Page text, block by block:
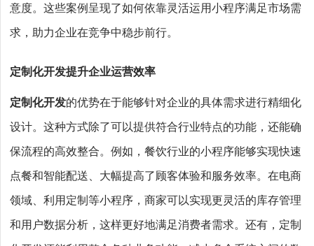
意度。这些案例呈现了如何依靠灵活运用小程序满足市场需
求，助力企业在竞争中稳步前行。
定制化开发提升企业运营效率
定制化开发的优势在于能够针对企业的具体需求进行精细化
设计。这种方式除了可以提供符合行业特点的功能，还能确
保流程的高效整合。例如，餐饮行业的小程序能够实现快速
点餐和智能配送、大幅提高了顾客体验和服务效率。在电商
领域、利用定制等小程序，商家可以实现更灵活的库存管理
和用户数据分析，这样更好地满足消费者需求。还有，定制